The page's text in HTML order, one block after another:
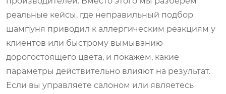
реальные кейсы, где неправильный подбор
шампуня приводил к аллергическим реакциям у
клиентов или быстрому вымыванию
дорогостоящего цвета, и покажем, какие
параметры действительно влияют на результат.
Если вы управляете салоном или являетесь